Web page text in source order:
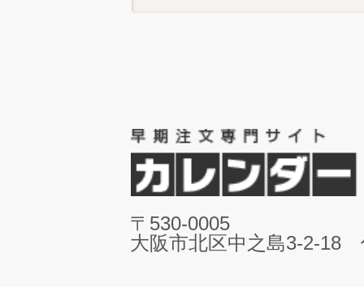
〒530-0005
大阪市北区中之島3-2-18